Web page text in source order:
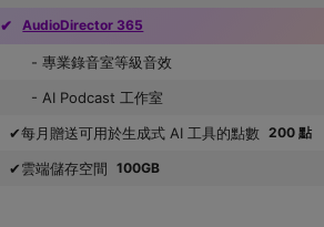
✔
AudioDirector 365
AudioDirector 365
- 專業錄音室等級音效
- AI Podcast 工作室
200 點
每月贈送可用於生成式 AI 工具的點數
100GB
雲端儲存空間